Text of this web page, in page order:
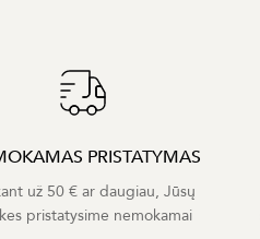
PRISTATYMAS
už 50 € ar daugiau, Jūsų
pristatysime nemokamai